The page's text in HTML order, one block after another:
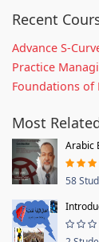
Recent
Advance S-
Practice
Foundations of
Most
Arabic
58